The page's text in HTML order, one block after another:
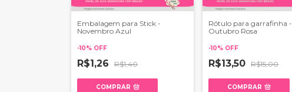
Embalagem para Stick -
Novembro Azul
-10% OFF
R$1,26 R$1,40
COMPRAR
Rótulo para garrafinha -
Outubro Rosa
-10% OFF
R$13,50 R$15,00
COMPRAR